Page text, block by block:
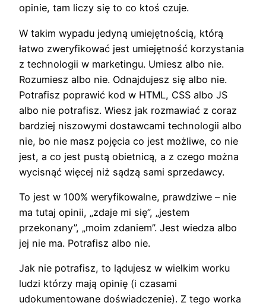
opinie, tam liczy się to co ktoś czuje.
W takim wypadu jedyną umiejętnością, którą
łatwo zweryfikować jest umiejętność korzystania
z technologii w marketingu. Umiesz albo nie.
Rozumiesz albo nie. Odnajdujesz się albo nie.
Potrafisz poprawić kod w HTML, CSS albo JS
albo nie potrafisz. Wiesz jak rozmawiać z coraz
bardziej niszowymi dostawcami technologii albo
nie, bo nie masz pojęcia co jest możliwe, co nie
jest, a co jest pustą obietnicą, a z czego można
wycisnąć więcej niż sądzą sami sprzedawcy.
To jest w 100% weryfikowalne, prawdziwe – nie
ma tutaj opinii, „zdaje mi się”, „jestem
przekonany”, „moim zdaniem”. Jest wiedza albo
jej nie ma. Potrafisz albo nie.
Jak nie potrafisz, to lądujesz w wielkim worku
ludzi którzy mają opinię (i czasami
udokumentowane doświadczenie). Z tego worka